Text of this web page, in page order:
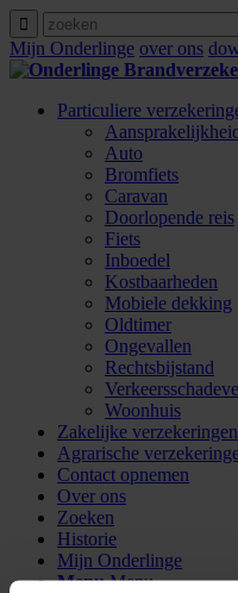
Mijn Onderlinge over ons
Particuliere
Auto
Bromfiets
Caravan
Doorlopende reis
Fiets
Inboedel
Kostbaarheden
Mobiele dekking
Oldtimer
Ongevallen
Rechtsbijstand
Woonhuis
Zakelijke verzekeringen
Agrarische
Contact opnemen
Over ons
Zoeken
Historie
Mijn Onderlinge
Menu Menu